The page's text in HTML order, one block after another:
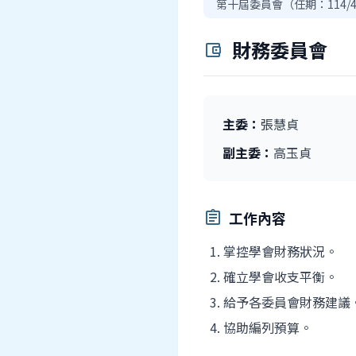
第十屆委員會（任期：114/
account_balance_wallet 財務委員會
主委： 張慧貞
副主委： 高玉貞
assignment 工作內容
掌控學會財務狀況。
確立學會收支平衡。
給予各委員會財務建議
協助編列預算。